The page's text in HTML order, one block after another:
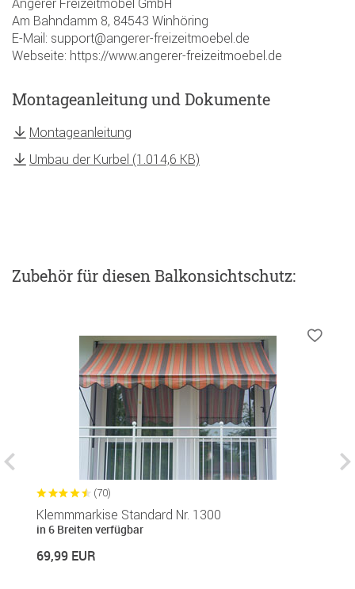
Am Bahndamm 8, 84543 Winhöring
E-Mail: support@angerer-freizeitmoebel.de
Webseite: https://www.angerer-freizeitmoebel.de
Montageanleitung und Dokumente
Montageanleitung
Umbau der Kurbel (1.014,6 KB)
Zubehörfür diesen Balkonsichtschutz:
(70)
Klemmmarkise Standard Nr. 1300
in 6 Breiten verfügbar
69,99 EUR